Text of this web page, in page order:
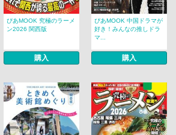
ぴあMOOK 究極のラーメ
ン2026 関西版
購入
ぴあMOOK 中国ドラマが
好き！みんなの推しドラ
マ...
購入